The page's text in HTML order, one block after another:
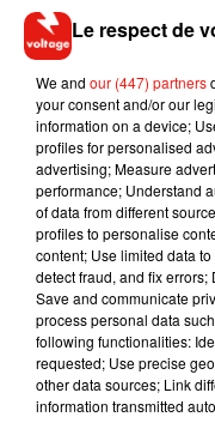
Le respect de
We and our (447) partners
your consent and/or our
information on a device;
profiles for personalised
advertising; Measure
performance; Understand
of data from different
profiles to personalise
content; Use limited data
detect fraud, and fix
Save and communicate
process personal data
following functionalities:
requested; Use precise
other data sources; Link
information transmitted